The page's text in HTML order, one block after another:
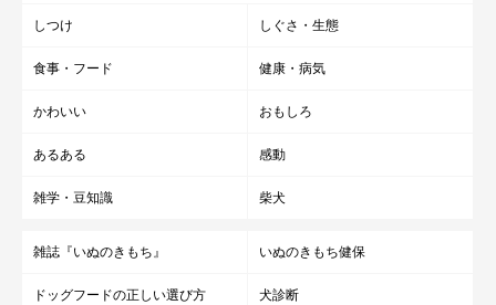
しつけ しぐさ・生態
食事・フード 健康・病気
かわいい おもしろ
あるある 感動
雑学・豆知識 柴犬
雑誌『いぬのきもち』 いぬのきもち健保
ドッグフードの正しい選び方 犬診断